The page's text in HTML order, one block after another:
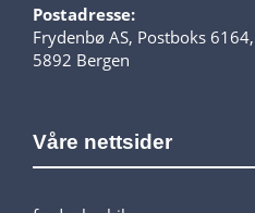
Postadresse:
Frydenbø AS, Postboks 6164,
5892 Bergen
Våre nettsider